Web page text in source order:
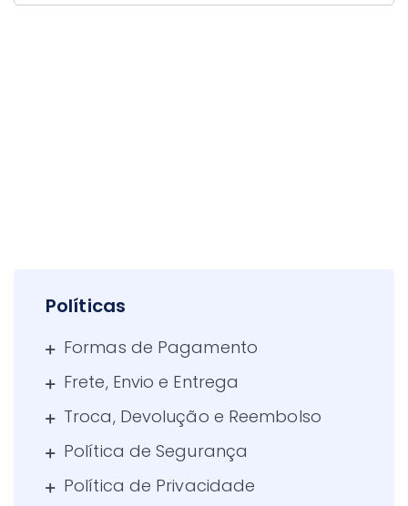
Políticas
Formas de Pagamento
Frete, Envio e Entrega
Troca, Devolução e Reembolso
Política de Segurança
Política de Privacidade